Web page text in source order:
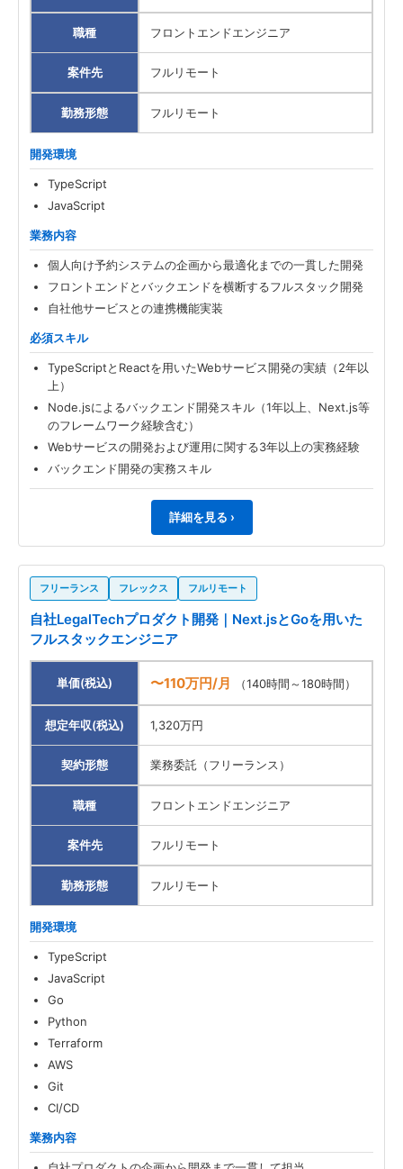
職種 フロントエンドエンジニア
案件先 フルリモート
勤務形態 フルリモート
開発環境
TypeScript
JavaScript
業務内容
個人向け予約システムの企画から最適化までの一貫した開発
フロントエンドとバックエンドを横断するフルスタック開発
自社他サービスとの連携機能実装
必須スキル
TypeScriptとReactを用いたWebサービス開発の実績（2年以
上）
Node.jsによるバックエンド開発スキル（1年以上、Next.js等
のフレームワーク経験含む）
Webサービスの開発および運用に関する3年以上の実務経験
バックエンド開発の実務スキル
詳細を見る ›
フリーランス フレックス フルリモート
自社LegalTechプロダクト開発｜Next.jsとGoを用いた
フルスタックエンジニア
単価(税込) 〜110万円/月 （140時間～180時間）
想定年収(税込) 1,320万円
契約形態 業務委託（フリーランス）
職種 フロントエンドエンジニア
案件先 フルリモート
勤務形態 フルリモート
開発環境
TypeScript
JavaScript
Go
Python
Terraform
AWS
Git
CI/CD
業務内容